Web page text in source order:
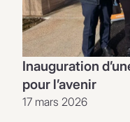
Inauguration
pour l’avenir
17 mars 2026